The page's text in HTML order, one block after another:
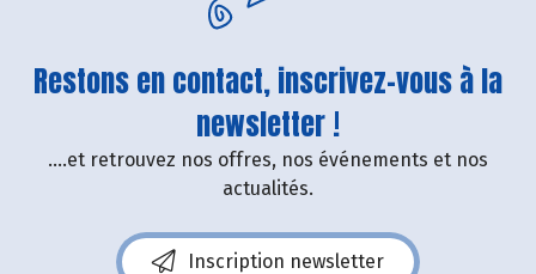
Restons en contact, inscrivez-vous à la
newsletter !
....et retrouvez nos offres, nos événements et nos
actualités.
Inscription newsletter